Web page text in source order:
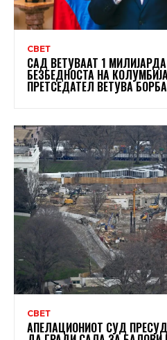
СВЕТ
САД ВЕТУВААТ 1
БЕЗБЕДНОСТА НА
ПРЕТСЕДАТЕЛ ВЕТУВА
СВЕТ
АПЕЛАЦИОНИОТ СУД